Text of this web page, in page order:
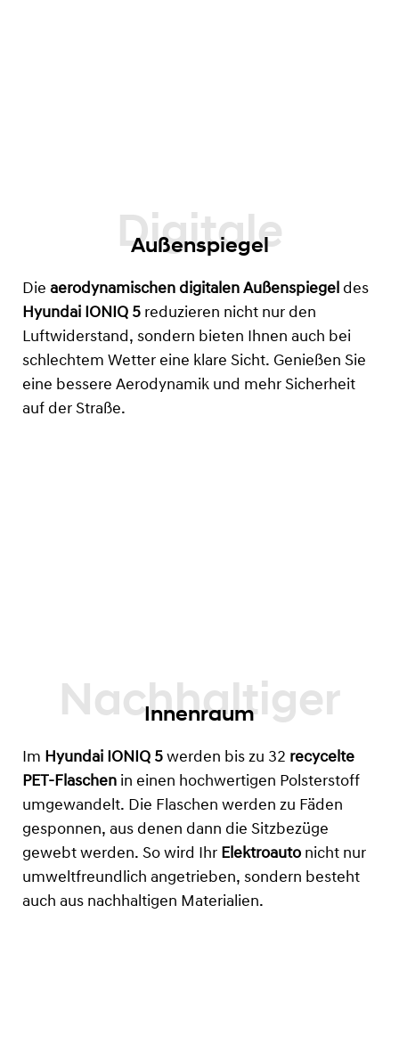
Außenspiegel
Die aerodynamischen digitalen Außenspiegel des
Hyundai IONIQ 5 reduzieren nicht nur den
Luftwiderstand, sondern bieten Ihnen auch bei
schlechtem Wetter eine klare Sicht. Genießen Sie
eine bessere Aerodynamik und mehr Sicherheit
auf der Straße.
Innenraum
Im Hyundai IONIQ 5 werden bis zu 32 recycelte
PET-Flaschen in einen hochwertigen Polsterstoff
umgewandelt. Die Flaschen werden zu Fäden
gesponnen, aus denen dann die Sitzbezüge
gewebt werden. So wird Ihr Elektroauto nicht nur
umweltfreundlich angetrieben, sondern besteht
auch aus nachhaltigen Materialien.